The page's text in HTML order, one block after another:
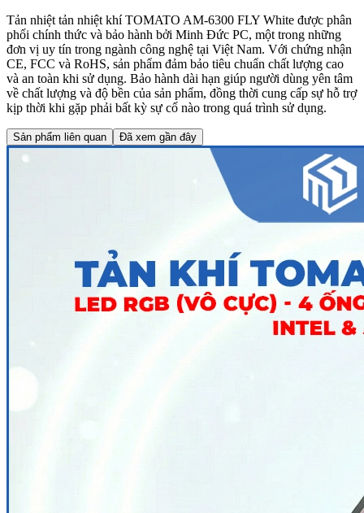
Tản nhiệt tản nhiệt khí TOMATO AM-6300 FLY White được phân
phối chính thức và bảo hành bởi Minh Đức PC, một trong những
đơn vị uy tín trong ngành công nghệ tại Việt Nam. Với chứng nhận
CE, FCC và RoHS, sản phẩm đảm bảo tiêu chuẩn chất lượng cao
và an toàn khi sử dụng. Bảo hành dài hạn giúp người dùng yên tâm
về chất lượng và độ bền của sản phẩm, đồng thời cung cấp sự hỗ trợ
kịp thời khi gặp phải bất kỳ sự cố nào trong quá trình sử dụng.
Sản phẩm liên quan Đã xem gần đây